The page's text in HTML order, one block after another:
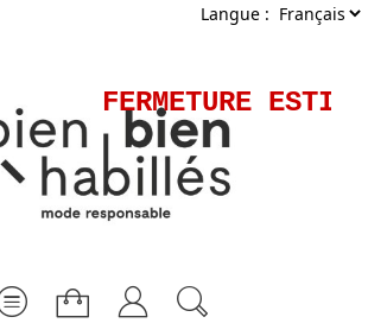
Langue :
FERMETURE